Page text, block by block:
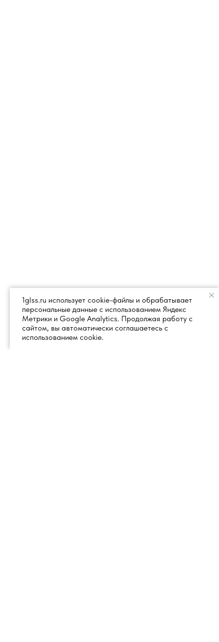
1glss.ru использует cookie-файлы и обрабатывает
персональные данные с использованием Яндекс
Метрики и Google Analytics. Продолжая работу с
сайтом, вы автоматически соглашаетесь с
использованием cookie.